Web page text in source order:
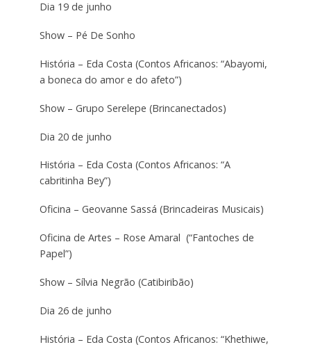
Dia 19 de junho
Show – Pé De Sonho
História – Eda Costa (Contos Africanos: “Abayomi,
a boneca do amor e do afeto”)
Show – Grupo Serelepe (Brincanectados)
Dia 20 de junho
História – Eda Costa (Contos Africanos: “A
cabritinha Bey”)
Oficina – Geovanne Sassá (Brincadeiras Musicais)
Oficina de Artes – Rose Amaral (“Fantoches de
Papel”)
Show – Sílvia Negrão (Catibiribão)
Dia 26 de junho
História – Eda Costa (Contos Africanos: “Khethiwe,